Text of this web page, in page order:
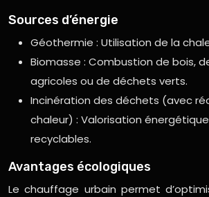
Sources d’énergie
Géothermie : Utilisation de la
Biomasse : Combustion de bois,
agricoles ou de déchets verts.
Incinération des déchets (avec
chaleur) : Valorisation
recyclables.
Avantages écologiques
Le chauffage urbain permet